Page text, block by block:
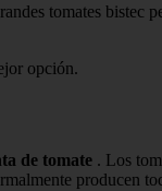
tomates
opción.
de tomate . Los
producen